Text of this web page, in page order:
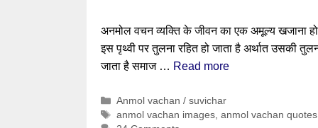
अनमोल वचन व्यक्ति के जीवन का एक अमूल्य खजाना
इस पृथ्वी पर तुलना रहित हो जाता है अर्थात उसकी
जाता है समाज … Read more
Categories
Anmol vachan / suvichar
Tags
anmol vachan images, anmol vachan quotes,